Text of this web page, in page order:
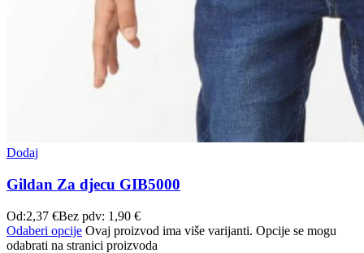
Dodaj
Gildan Za djecu GIB5000
Od:2,37 €Bez pdv: 1,90 €
Odaberi opcije Ovaj proizvod ima više varijanti. Opcije se mogu
odabrati na stranici proizvoda